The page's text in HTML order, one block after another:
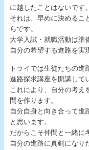
に越したことはないです。
それは、早めに決めるこ
らです。
大学入試・就職活動は準
自分の希望する進路を実
トライでは生徒たちの進
進路探求講座を開講して
これにより、自分の考え
間を作ります。
自分自身と向き合って進
と思います。
だからこそ仲間と一緒に
自分の進路に真剣になり